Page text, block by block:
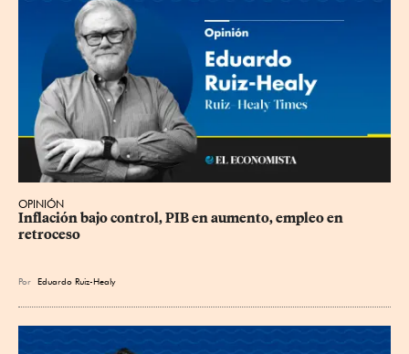
OPINIÓN
Inflación bajo control, PIB en aumento, empleo en
retroceso
Por Eduardo Ruiz-Healy